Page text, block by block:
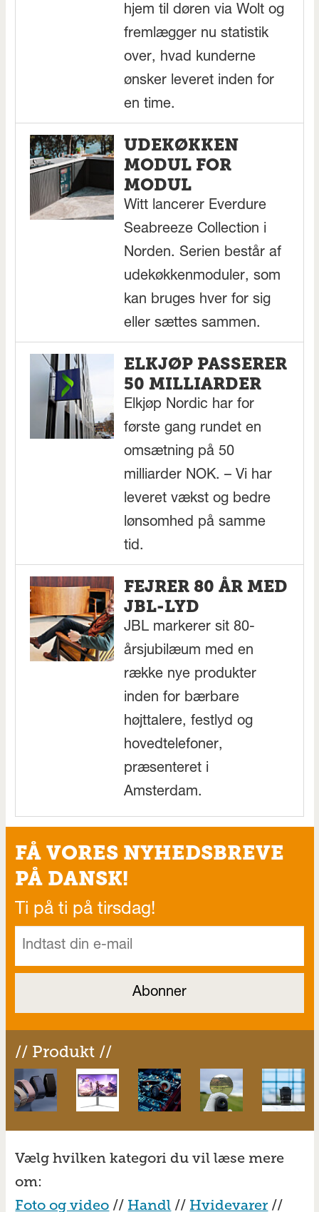
hjem til døren via Wolt og
fremlægger nu statistik
over, hvad kunderne
ønsker leveret inden for
en time.
UDEKØKKEN
MODUL FOR
MODUL
Witt lancerer Everdure
Seabreeze Collection i
Norden. Serien består af
udekøkkenmoduler, som
kan bruges hver for sig
eller sættes sammen.
ELKJØP PASSERER
50 MILLIARDER
Elkjøp Nordic har for
første gang rundet en
omsætning på 50
milliarder NOK. – Vi har
leveret vækst og bedre
lønsomhed på samme
tid.
FEJRER 80 ÅR MED
JBL-LYD
JBL markerer sit 80-
årsjubilæum med en
række nye produkter
inden for bærbare
højttalere, festlyd og
hovedtelefoner,
præsenteret i
Amsterdam.
FÅ VORES NYHEDSBREVE
PÅ DANSK!
Ti på ti på tirsdag!
// Produkt //
Vælg hvilken kategori du vil læse mere
om:
Foto og video // Handl // Hvidevarer //